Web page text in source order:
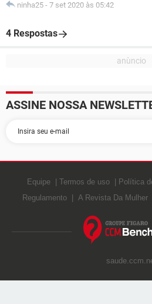
ninha25 - 7 set 2020 às 05:42
4 Respostas
ASSINE NOSSA
Equipe Termos de uso Política
Regulamento
A Revista Da Mulher